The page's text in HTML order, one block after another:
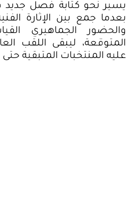
يسير نحو كتابة فصل جديد
بعدما جمع بين الإثارة
والحضور الجماهيري
المتوقعة، ليبقى اللقب
عليه المنتخبات المتبقية